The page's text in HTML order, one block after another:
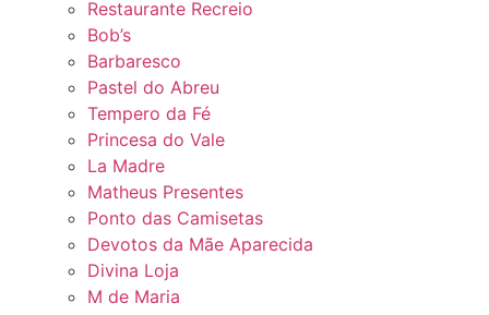
Restaurante Recreio
Bob’s
Barbaresco
Pastel do Abreu
Tempero da Fé
Princesa do Vale
La Madre
Matheus Presentes
Ponto das Camisetas
Devotos da Mãe Aparecida
Divina Loja
M de Maria